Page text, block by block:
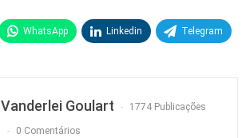
WhatsApp Linkedin Telegram
Vanderlei Goulart 1774 Publicações
0 Comentários